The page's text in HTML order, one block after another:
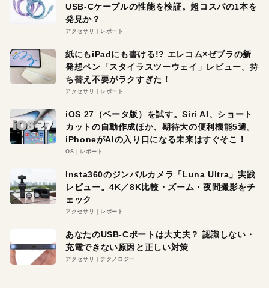
USB-Cケーブルの性能を検証。超コスパの1本を
発見か？
アクセサリ レポート
紙にもiPadにも書ける!? エレコム×ゼブラの新
発想ペン「スタイラスツーウェイ」レビュー。持
ち替え不要がラクすぎた！
アクセサリ レポート
iOS 27（ベータ版）を試す。Siri AI、ショート
カットの自動作成ほか、期待大の便利機能5選。
iPhoneがAIの入り口になる未来はすぐそこ！
OS レポート
Insta360のジンバルカメラ「Luna Ultra」実践
レビュー。4K／8K比較・ズーム・夜間撮影をチ
ェック
アクセサリ レポート
あなたのUSB-Cポートは大丈夫？ 認識しない・
充電できない原因と正しい対策
アクセサリ テクノロジー